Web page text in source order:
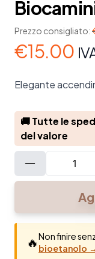
Prezzo consigliato:
€15.00
Elegante
🚚 Tutte le
del valore
🔥Non finire
bioetanolo →